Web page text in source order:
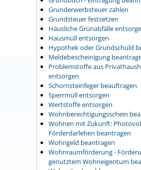
Grunderwerbsteuer zahlen
Grundsteuer festsetzen
Häusliche Grünabfälle
Hausmüll entsorgen
Hypothek oder Grundschuld
Meldebescheinigung
Problemstoffe aus
entsorgen
Schornsteinfeger beauftragen
Sperrmüll entsorgen
Wertstoffe entsorgen
Wohnberechtigungsschein
Wohnen mit Zukunft:
Förderdarlehen beantragen
Wohngeld beantragen
Wohnraumförderung -
genutztem Wohneigentum